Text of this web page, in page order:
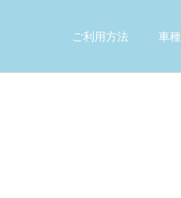
ご利用方法 車種